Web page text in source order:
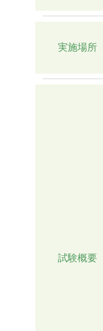
実施場所
試験概要